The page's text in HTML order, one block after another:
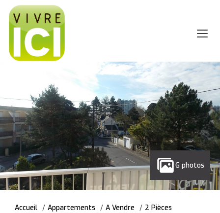
6 photos
Accueil Appartements A Vendre
2 Pièces